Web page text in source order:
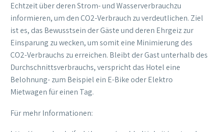
Echtzeit über deren Strom- und Wasserverbrauchzu
informieren, um den CO2-Verbrauch zu verdeutlichen. Ziel
ist es, das Bewusstsein der Gäste und deren Ehrgeiz zur
Einsparung zu wecken, um somit eine Minimierung des
CO2-Verbrauchs zu erreichen. Bleibt der Gast unterhalb des
Durchschnittsverbrauchs, verspricht das Hotel eine
Belohnung- zum Beispiel ein E-Bike oder Elektro
Mietwagen für einen Tag.
Für mehr Informationen: